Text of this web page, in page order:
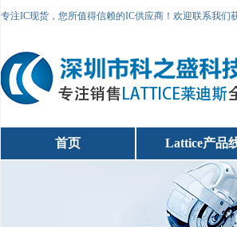
专注IC现货，您所值得信赖的IC供应商！欢迎联系我们
首页 Lattice产品